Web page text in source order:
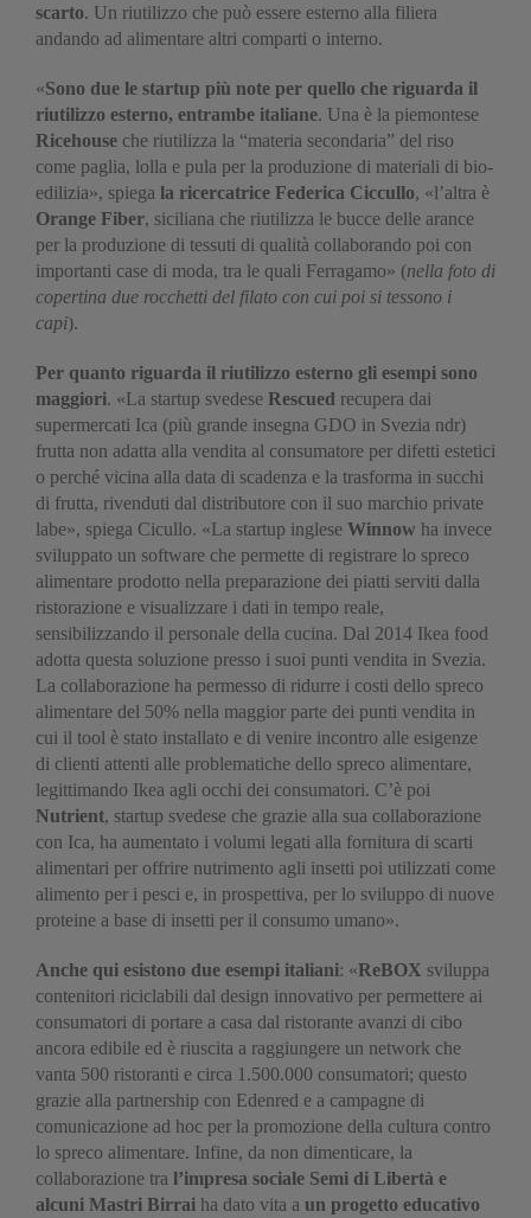
scarto. Un riutilizzo che può essere esterno alla filiera
andando ad alimentare altri comparti o interno.
«Sono due le startup più note per quello che riguarda il
riutilizzo esterno, entrambe italiane. Una è la piemontese
Ricehouse che riutilizza la “materia secondaria” del riso
come paglia, lolla e pula per la produzione di materiali di bio-
edilizia», spiega la ricercatrice Federica Ciccullo, «l’altra è
Orange Fiber, siciliana che riutilizza le bucce delle arance
per la produzione di tessuti di qualità collaborando poi con
importanti case di moda, tra le quali Ferragamo» (nella foto di
copertina due rocchetti del filato con cui poi si tessono i
capi).
Per quanto riguarda il riutilizzo esterno gli esempi sono
maggiori. «La startup svedese Rescued recupera dai
supermercati Ica (più grande insegna GDO in Svezia ndr)
frutta non adatta alla vendita al consumatore per difetti estetici
o perché vicina alla data di scadenza e la trasforma in succhi
di frutta, rivenduti dal distributore con il suo marchio private
labe», spiega Cicullo. «La startup inglese Winnow ha invece
sviluppato un software che permette di registrare lo spreco
alimentare prodotto nella preparazione dei piatti serviti dalla
ristorazione e visualizzare i dati in tempo reale,
sensibilizzando il personale della cucina. Dal 2014 Ikea food
adotta questa soluzione presso i suoi punti vendita in Svezia.
La collaborazione ha permesso di ridurre i costi dello spreco
alimentare del 50% nella maggior parte dei punti vendita in
cui il tool è stato installato e di venire incontro alle esigenze
di clienti attenti alle problematiche dello spreco alimentare,
legittimando Ikea agli occhi dei consumatori. C’è poi
Nutrient, startup svedese che grazie alla sua collaborazione
con Ica, ha aumentato i volumi legati alla fornitura di scarti
alimentari per offrire nutrimento agli insetti poi utilizzati come
alimento per i pesci e, in prospettiva, per lo sviluppo di nuove
proteine a base di insetti per il consumo umano».
Anche qui esistono due esempi italiani: «ReBOX sviluppa
contenitori riciclabili dal design innovativo per permettere ai
consumatori di portare a casa dal ristorante avanzi di cibo
ancora edibile ed è riuscita a raggiungere un network che
vanta 500 ristoranti e circa 1.500.000 consumatori; questo
grazie alla partnership con Edenred e a campagne di
comunicazione ad hoc per la promozione della cultura contro
lo spreco alimentare. Infine, da non dimenticare, la
collaborazione tra l’impresa sociale Semi di Libertà e
alcuni Mastri Birrai ha dato vita a un progetto educativo